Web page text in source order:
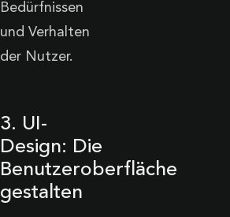
Bedürfnissen
und Verhalten
der Nutzer.
3. UI-
Design: Die
Benutzeroberfläche
gestalten